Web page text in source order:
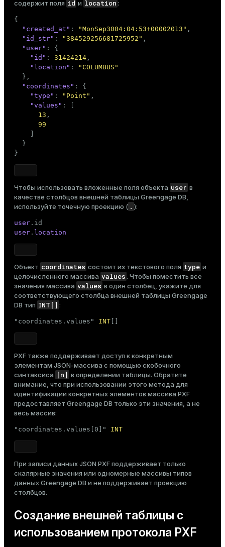
содержит поля id и location:
{
"created_at" : "MonSep3004:04:53+00002013" ,
"id_str" : "384529256681725952" ,
"user" :
{
"id" : 31424214 ,
"location" :
"COLUMBUS"
} ,
"coordinates" :
{
"type" : "Point" ,
"values" :
13 ,
99
}
}
Чтобы использовать вложенные поля объекта user в
качестве столбцов внешней таблицы Greengage DB,
используйте точечную проекцию ( . ):
user
user . location
Объект coordinates состоит из текстового поля type и
целочисленного массива values. Чтобы поместить все
значения массива values в один столбец, укажите для
соответствующего столбца внешней таблицы Greengage
DB тип INT[] :
"coordinates.values" INT
PXF также поддерживает доступ к конкретным
элементам JSON-массива с помощью скобочного
синтаксиса
[n] в определении таблицы. Обратите
внимание, что при использовании этого метода для
идентификации конкретных элементов массива PXF
предоставляет Greengage DB только эти значения, а не
весь массив:
"coordinates.values[0]" INT
При записи данных JSON PXF поддерживает только
скалярные значения или одномерные массивы типов
данных Greengage DB и не поддерживает проекцию
столбцов.
Создание внешней таблицы с
использованием протокола PXF